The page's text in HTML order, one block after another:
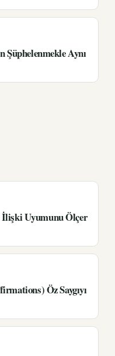
Şüphelenmekle Aynı
Uyumunu Ölçer
Öz Saygıyı